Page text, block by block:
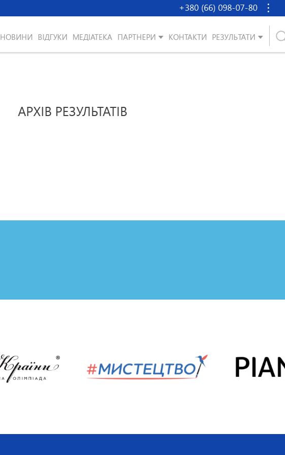
+380 (66) 098-07-80
НОВИНИ ВІДГУКИ МЕДІАТЕКА ПАРТНЕРИ КОНТАКТИ РЕЗУЛЬТАТИ
АРХІВ РЕЗУЛЬТАТІВ